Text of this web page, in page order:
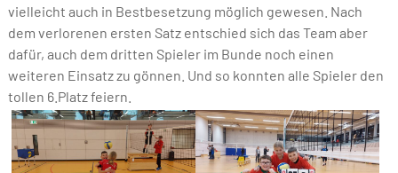
vielleicht auch in Bestbesetzung möglich gewesen. Nach
dem verlorenen ersten Satz entschied sich das Team aber
dafür, auch dem dritten Spieler im Bunde noch einen
weiteren Einsatz zu gönnen. Und so konnten alle Spieler den
tollen 6.Platz feiern.